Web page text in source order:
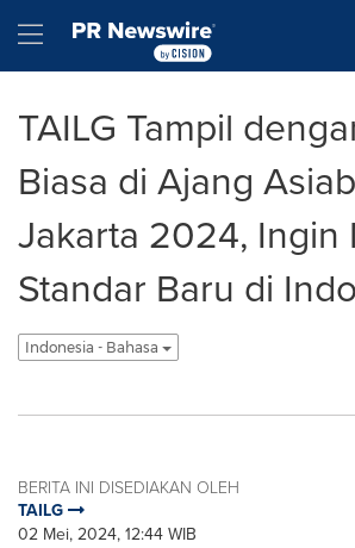
Hamburger menu
TAILG Tampil
Biasa di Ajang
Jakarta 2024, Ingin
Standar Baru di
Indonesia - Bahasa
BERITA INI DISEDIAKAN OLEH
TAILG
02 Mei, 2024, 12:44 WIB